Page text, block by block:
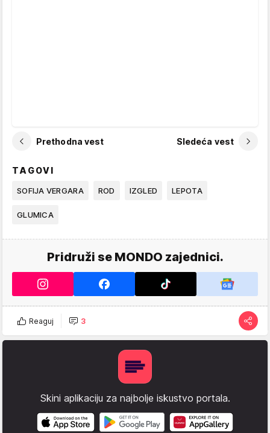
Prethodna vest Sledeća vest
TAGOVI
SOFIJA VERGARA ROD IZGLED LEPOTA
GLUMICA
Pridruži se MONDO zajednici.
Reaguj 3
Skini aplikaciju za najbolje iskustvo portala.